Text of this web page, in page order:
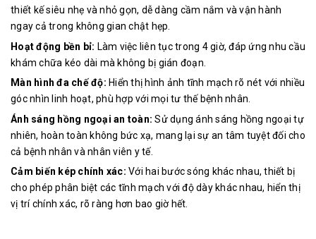
thiết kế siêu nhẹ và nhỏ gọn, dễ dàng cầm nắm và vận hành
ngay cả trong không gian chật hẹp.
Hoạt động bền bỉ: Làm việc liên tục trong 4 giờ, đáp ứng nhu cầu
khám chữa kéo dài mà không bị gián đoạn.
Màn hình đa chế độ: Hiển thị hình ảnh tĩnh mạch rõ nét với nhiều
góc nhìn linh hoạt, phù hợp với mọi tư thế bệnh nhân.
Ánh sáng hồng ngoại an toàn: Sử dụng ánh sáng hồng ngoại tự
nhiên, hoàn toàn không bức xạ, mang lại sự an tâm tuyệt đối cho
cả bệnh nhân và nhân viên y tế.
Cảm biến kép chính xác: Với hai bước sóng khác nhau, thiết bị
cho phép phân biệt các tĩnh mạch với độ dày khác nhau, hiển thị
vị trí chính xác, rõ ràng hơn bao giờ hết.